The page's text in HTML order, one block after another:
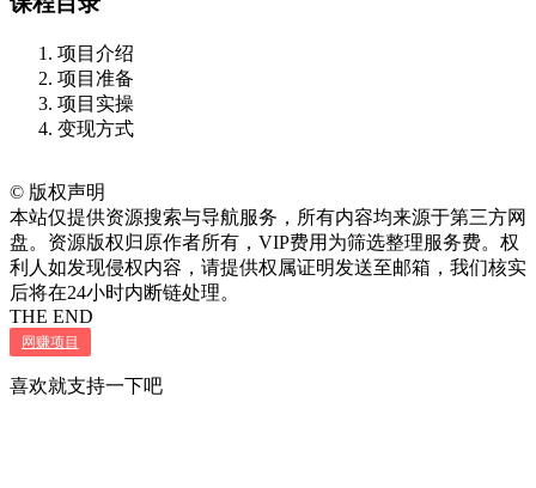
项目介绍
项目准备
项目实操
变现方式
© 版权声明
本站仅提供资源搜索与导航服务，所有内容均来源于第三方网
盘。资源版权归原作者所有，VIP费用为筛选整理服务费。权
利人如发现侵权内容，请提供权属证明发送至邮箱，我们核实
后将在24小时内断链处理。
THE END
网赚项目
喜欢就支持一下吧